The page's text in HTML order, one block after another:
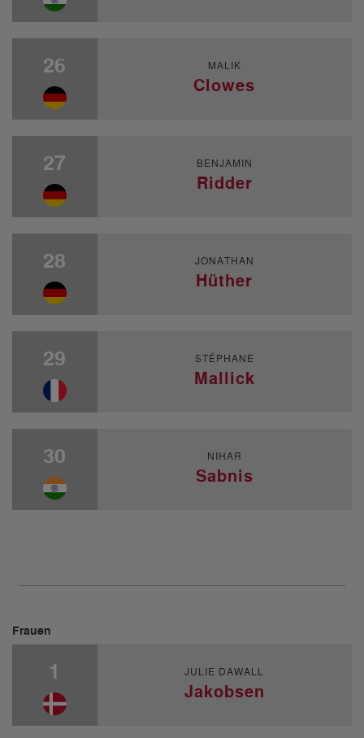
26 MALIK
Clowes
27 BENJAMIN
Ridder
28 JONATHAN
Hüther
29 STÉPHANE
Mallick
30 NIHAR
Sabnis
Frauen
1 JULIE DAWALL
Jakobsen